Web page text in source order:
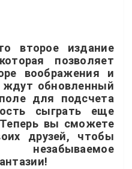
второе издание
позволяет
воображения и
ждут обновленный
для подсчета
сыграть еще
вы сможете
друзей, чтобы